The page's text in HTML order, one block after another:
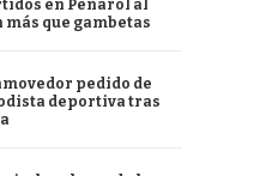
en Peñarol al
más que gambetas
pedido de
deportiva tras